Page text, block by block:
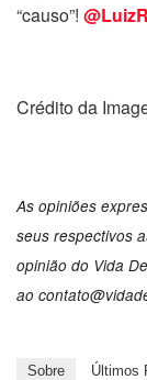
“causo”!
Crédito da
As opiniões
seus respectivos
opinião do Vida
ao
Sobre Últimos